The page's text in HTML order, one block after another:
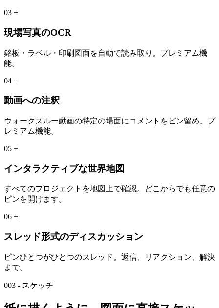
03 +
現場写真のOCR
銘板・ラベル・印刷図面を自動で読み取り。プレミアム機
能。
04 +
動画への注釈
ウォークスルー動画の特定の場面にコメントをピン留め。プ
レミアム機能。
05 +
インタラクティブな世界地図
すべてのプロジェクトを地図上で確認。どこからでも任意の
ピンを開けます。
06 +
スレッド形式のディスカッション
ピンひとつがひとつのスレッド。返信、リアクション、解決
まで。
003 - スケッチ